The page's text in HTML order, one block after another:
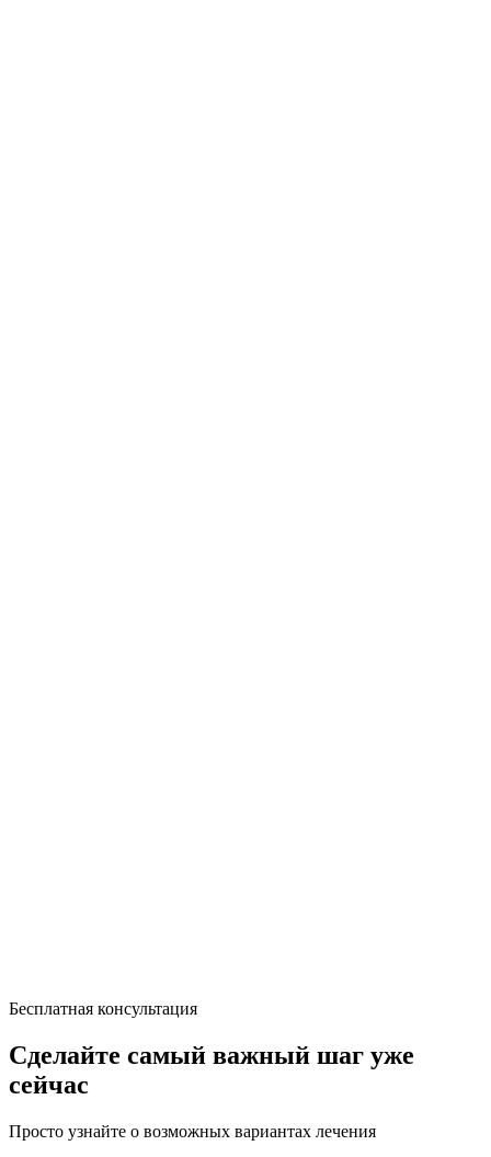
Бесплатная консультация
Сделайте самый важный шаг уже
сейчас
Просто узнайте о возможных вариантах лечения